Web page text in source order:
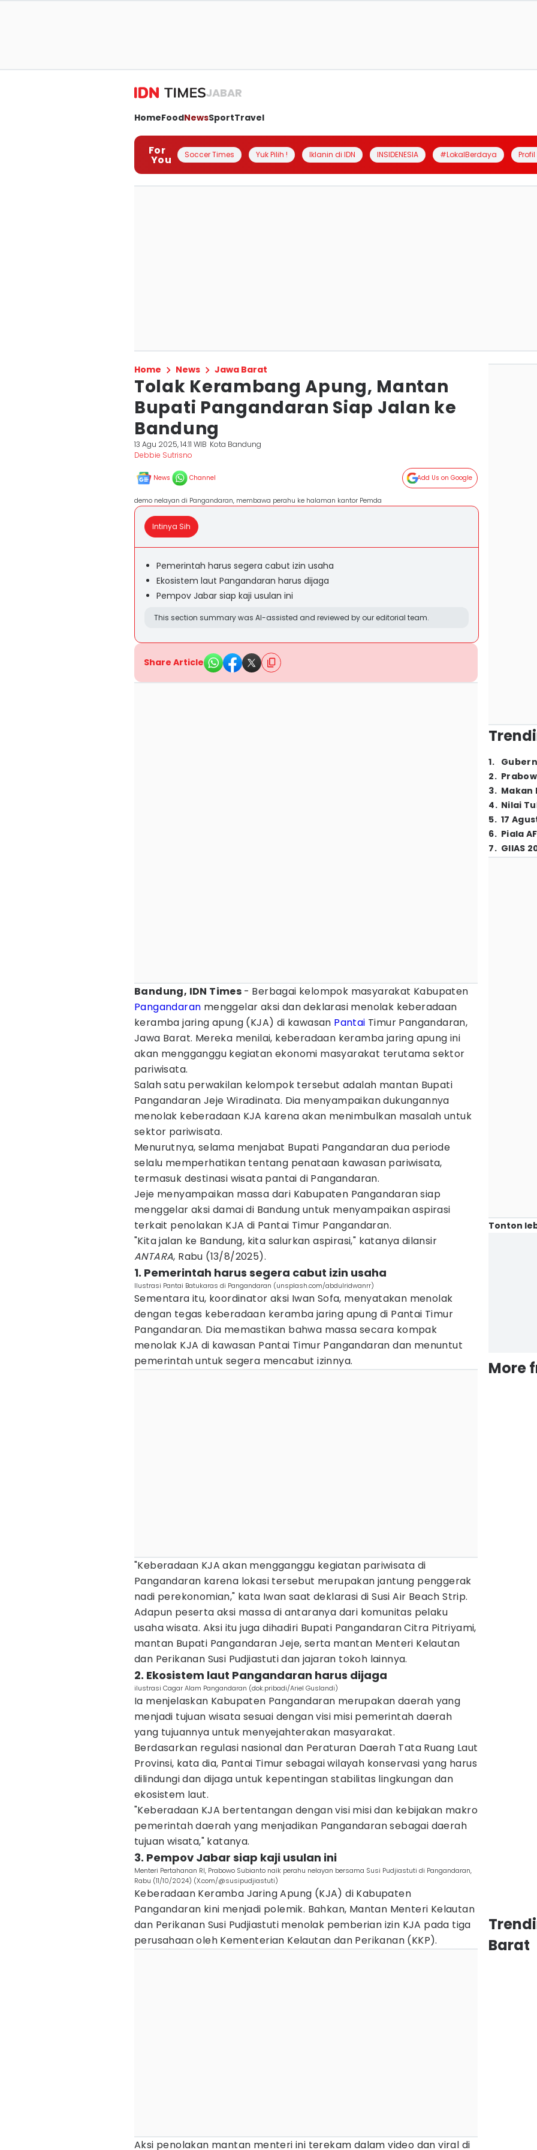
JABAR
HomeFoodNewsSportTravel
For
You Soccer Times Yuk Pilih ! Iklanin di IDN INSIDENESIA #LokalBerdaya
Home News Jawa Barat
Tolak Kerambang Apung, Mantan
Bupati Pangandaran Siap Jalan ke
Bandung
13 Agu 2025, 14:11 WIB Kota Bandung
Debbie Sutrisno
News Channel Add Us on Google
demo nelayan di Pangandaran, membawa perahu ke halaman kantor Pemda
Intinya Sih
Pemerintah harus segera cabut izin usaha
Ekosistem laut Pangandaran harus dijaga
Pempov Jabar siap kaji usulan ini
This section summary was AI-assisted and reviewed by our editorial team.
Share Article
Bandung, IDN Times - Berbagai kelompok masyarakat Kabupaten
Pangandaran menggelar aksi dan deklarasi menolak keberadaan
keramba jaring apung (KJA) di kawasan Pantai Timur Pangandaran,
Jawa Barat. Mereka menilai, keberadaan keramba jaring apung ini
akan mengganggu kegiatan ekonomi masyarakat terutama sektor
pariwisata.
Salah satu perwakilan kelompok tersebut adalah mantan Bupati
Pangandaran Jeje Wiradinata. Dia menyampaikan dukungannya
menolak keberadaan KJA karena akan menimbulkan masalah untuk
sektor pariwisata.
Menurutnya, selama menjabat Bupati Pangandaran dua periode
selalu memperhatikan tentang penataan kawasan pariwisata,
termasuk destinasi wisata pantai di Pangandaran.
Jeje menyampaikan massa dari Kabupaten Pangandaran siap
menggelar aksi damai di Bandung untuk menyampaikan aspirasi
terkait penolakan KJA di Pantai Timur Pangandaran.
"Kita jalan ke Bandung, kita salurkan aspirasi," katanya dilansir
ANTARA, Rabu (13/8/2025).
1. Pemerintah harus segera cabut izin usaha
Ilustrasi Pantai Batukaras di Pangandaran (unsplash.com/abdulridwanrr)
Sementara itu, koordinator aksi Iwan Sofa, menyatakan menolak
dengan tegas keberadaan keramba jaring apung di Pantai Timur
Pangandaran. Dia memastikan bahwa massa secara kompak
menolak KJA di kawasan Pantai Timur Pangandaran dan menuntut
pemerintah untuk segera mencabut izinnya.
"Keberadaan KJA akan mengganggu kegiatan pariwisata di
Pangandaran karena lokasi tersebut merupakan jantung penggerak
nadi perekonomian," kata Iwan saat deklarasi di Susi Air Beach Strip.
Adapun peserta aksi massa di antaranya dari komunitas pelaku
usaha wisata. Aksi itu juga dihadiri Bupati Pangandaran Citra Pitriyami,
mantan Bupati Pangandaran Jeje, serta mantan Menteri Kelautan
dan Perikanan Susi Pudjiastuti dan jajaran tokoh lainnya.
2. Ekosistem laut Pangandaran harus dijaga
ilustrasi Cagar Alam Pangandaran (dok.pribadi/Ariel Guslandi)
Ia menjelaskan Kabupaten Pangandaran merupakan daerah yang
menjadi tujuan wisata sesuai dengan visi misi pemerintah daerah
yang tujuannya untuk menyejahterakan masyarakat.
Berdasarkan regulasi nasional dan Peraturan Daerah Tata Ruang Laut
Provinsi, kata dia, Pantai Timur sebagai wilayah konservasi yang harus
dilindungi dan dijaga untuk kepentingan stabilitas lingkungan dan
ekosistem laut.
"Keberadaan KJA bertentangan dengan visi misi dan kebijakan makro
pemerintah daerah yang menjadikan Pangandaran sebagai daerah
tujuan wisata," katanya.
3. Pempov Jabar siap kaji usulan ini
Menteri Pertahanan RI, Prabowo Subianto naik perahu nelayan bersama Susi Pudjiastuti di Pangandaran,
Rabu (11/10/2024) (X.com/@susipudjiastuti)
Keberadaan Keramba Jaring Apung (KJA) di Kabupaten
Pangandaran kini menjadi polemik. Bahkan, Mantan Menteri Kelautan
dan Perikanan Susi Pudjiastuti menolak pemberian izin KJA pada tiga
perusahaan oleh Kementerian Kelautan dan Perikanan (KKP).
Aksi penolakan mantan menteri ini terekam dalam video dan viral di
1.
2.
3. Makan
4. Nilai
5. 17
6. Piala
7. GIIAS
Tonton
More
Barat